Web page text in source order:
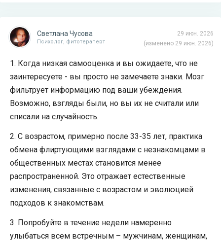
29 июн. 2026
(изменено 29 июн. 2026)
Светлана Чусова
Психолог, фитотерапевт
1. Когда низкая самооценка и вы ожидаете, что не
заинтересуете - вы просто не замечаете знаки. Мозг
фильтрует информацию под ваши убеждения.
Возможно, взгляды были, но вы их не считали или
списали на случайность.
2. С возрастом, примерно после 33-35 лет, практика
обмена флиртующими взглядами с незнакомцами в
общественных местах становится менее
распространенной. Это отражает естественные
изменения, связанные с возрастом и эволюцией
подходов к знакомствам.
3. Попробуйте в течение недели намеренно
улыбаться всем встречным – мужчинам, женщинам,